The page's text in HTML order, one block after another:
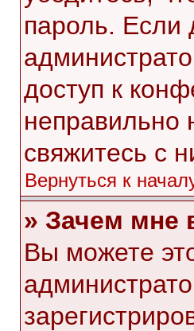
пароль. Если
доступ к
неправильно
свяжитесь с
Вернуться к
» Зачем мне
Вы можете